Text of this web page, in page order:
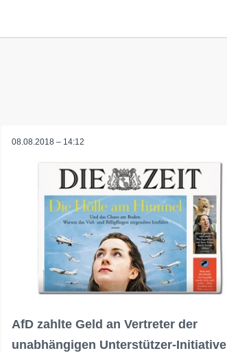
08.08.2018 – 14:12
AfD zahlte Geld an Vertreter der
unabhängigen Unterstützer-Initiative